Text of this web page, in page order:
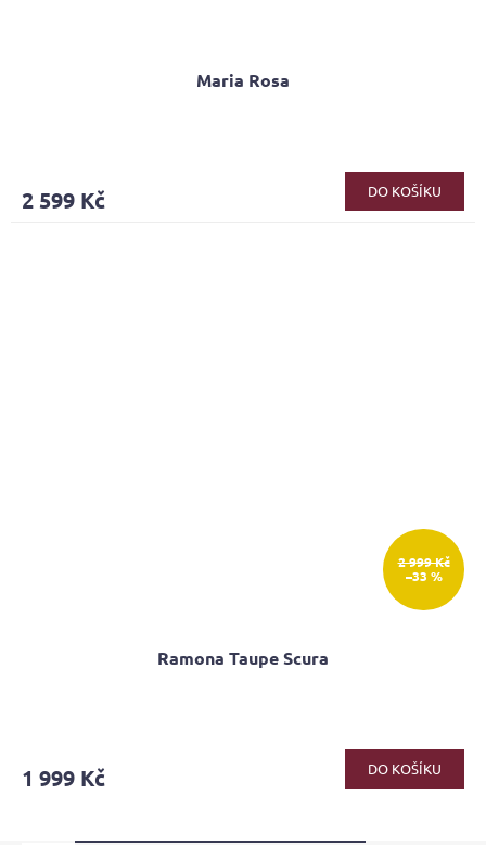
Maria Rosa
je
2 599 Kč DO KOŠÍKU
2 999 Kč
–33 %
Ramona Taupe Scura
je
1 999 Kč DO KOŠÍKU